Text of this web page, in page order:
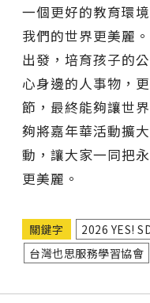
一個更好的教育環
我們的世界更美麗
出發，培育孩子的
心身邊的人事物，
節，最終能夠讓世
夠將嘉年華活動擴
動，讓大家一同把
更美麗。
關鍵字
2026 YES!
台灣也思服務學習協會